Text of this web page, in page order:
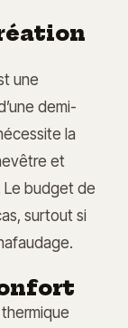
une
demi-
la
et
Le budget de
surtout si